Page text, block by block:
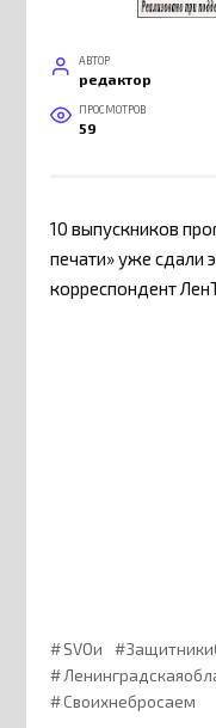
АВТОР
редактор
ПРОСМОТРОВ
59
10 выпускников
печати» уже сдали
корреспондент
SVOи
Своихнебросаем